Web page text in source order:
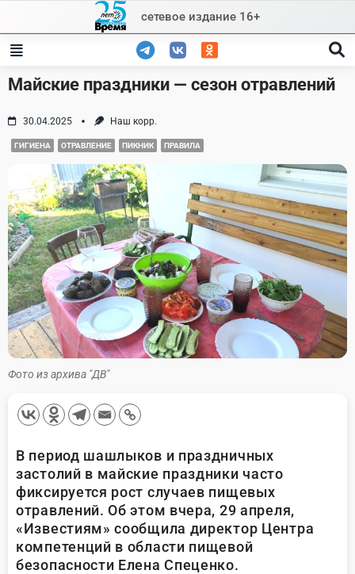
content
сетевое издание 16+
Майские праздники — сезон отравлений
30.04.2025 Наш корр.
ГИГИЕНА ОТРАВЛЕНИЕ ПИКНИК ПРАВИЛА
Фото из архива "ДВ"
В период шашлыков и праздничных
застолий в майские праздники часто
фиксируется рост случаев пищевых
отравлений. Об этом вчера, 29 апреля,
«Известиям» сообщила директор Центра
компетенций в области пищевой
безопасности Елена Спеценко.